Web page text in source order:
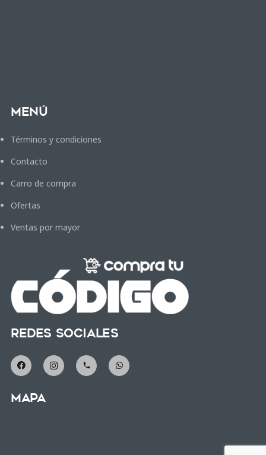
Menú
Términos y condiciones
Contacto
Carro de compra
Ofertas
Ventas por mayor
Redes Sociales
phone
Mapa